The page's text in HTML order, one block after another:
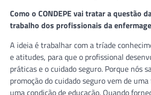
Como o CONDEPE vai tratar a questão
trabalho dos profissionais da
A ideia é trabalhar com a tríade
e atitudes, para que o profissional
práticas e o cuidado seguro. Porque nós
promoção do cuidado seguro vem de
uma condição de educação. Quando